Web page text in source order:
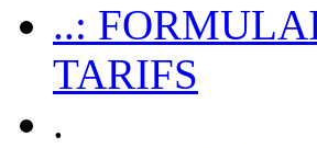
..:
TARIFS
.